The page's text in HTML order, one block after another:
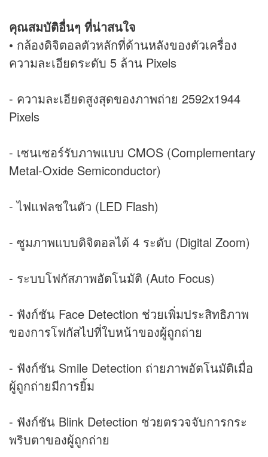
คุณสมบัติอื่นๆ ที่น่าสนใจ
• กล้องดิจิตอลตัวหลักที่ด้านหลังของตัวเครื่อง
ความละเอียดระดับ 5 ล้าน Pixels
- ความละเอียดสูงสุดของภาพถ่าย 2592x1944
Pixels
- เซนเซอร์รับภาพแบบ CMOS (Complementary
Metal-Oxide Semiconductor)
- ไฟแฟลชในตัว (LED Flash)
- ซูมภาพแบบดิจิตอลได้ 4 ระดับ (Digital Zoom)
- ระบบโฟกัสภาพอัตโนมัติ (Auto Focus)
- ฟังก์ชัน Face Detection ช่วยเพิ่มประสิทธิภาพ
ของการโฟกัสไปที่ใบหน้าของผู้ถูกถ่าย
- ฟังก์ชัน Smile Detection ถ่ายภาพอัตโนมัติเมื่อ
ผู้ถูกถ่ายมีการยิ้ม
- ฟังก์ชัน Blink Detection ช่วยตรวจจับการกระ
พริบตาของผู้ถูกถ่าย